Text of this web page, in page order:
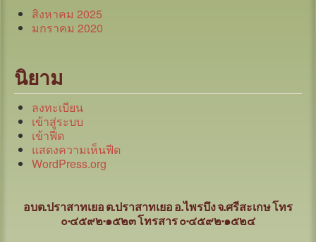
สิงหาคม 2025
มกราคม 2020
นิยาม
ลงทะเบียน
เข้าสู่ระบบ
เข้าฟีด
แสดงความเห็นฟีด
WordPress.org
อบต.ปราสาทเยอ ต.ปราสาทเยอ อ.ไพรบึง จ.ศรีสะเกษโทร
๐-๔๕๙๒-๑๕๒๓ โทรสาร ๐-๔๕๙๒-๑๕๒๔